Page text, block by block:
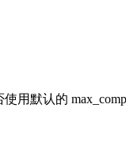
默认的